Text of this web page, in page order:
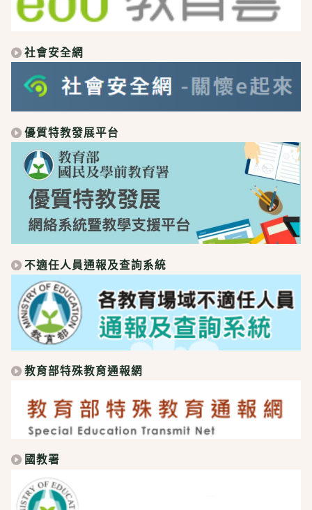
社會安全網
優質特教發展平台
不適任人員通報及查詢系統
教育部特殊教育通報網
國教署